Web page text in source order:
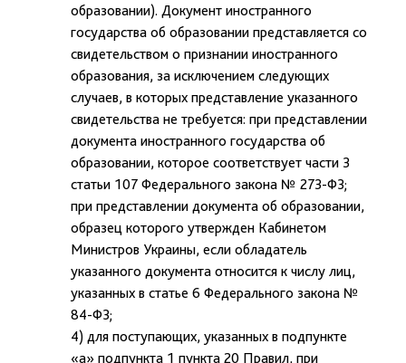
образовании). Документ иностранного
государства об образовании представляется со
свидетельством о признании иностранного
образования, за исключением следующих
случаев, в которых представление указанного
свидетельства не требуется: при представлении
документа иностранного государства об
образовании, которое соответствует части 3
статьи 107 Федерального закона № 273-ФЗ;
при представлении документа об образовании,
образец которого утвержден Кабинетом
Министров Украины, если обладатель
указанного документа относится к числу лиц,
указанных в статье 6 Федерального закона №
84-ФЗ;
4) для поступающих, указанных в подпункте
«а» подпункта 1 пункта 20 Правил, при